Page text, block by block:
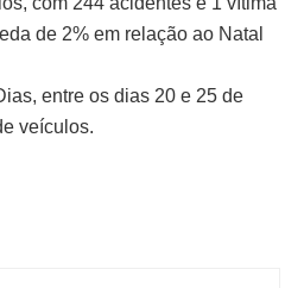
de 2% em relação ao Natal
entre os dias 20 e 25 de
veículos.